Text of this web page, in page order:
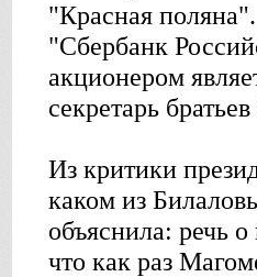
"Красная
"Сбербанк
акционером
секретарь
Из критики
каком из
объяснила: речь
что как раз